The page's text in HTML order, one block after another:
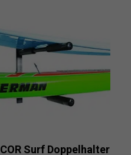
COR Surf Doppelhalter